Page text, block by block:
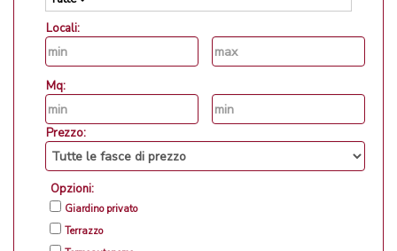
Locali:
Mq:
Prezzo:
Opzioni:
Giardino privato
Terrazzo